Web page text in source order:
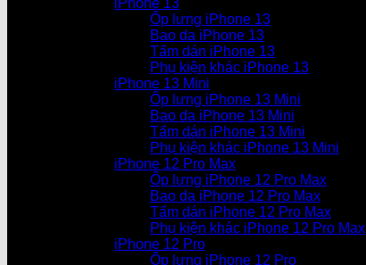
iPhone 13
Ốp lưng iPhone 13
Bao da iPhone 13
Tấm dán iPhone 13
Phụ kiện khác iPhone 13
iPhone 13 Mini
Ốp lưng iPhone 13 Mini
Bao da iPhone 13 Mini
Tấm dán iPhone 13 Mini
Phụ kiện khác iPhone 13 Mini
iPhone 12 Pro Max
Ốp lưng iPhone 12 Pro Max
Bao da iPhone 12 Pro Max
Tấm dán iPhone 12 Pro Max
Phụ kiện khác iPhone 12 Pro Max
iPhone 12 Pro
Ốp lưng iPhone 12 Pro